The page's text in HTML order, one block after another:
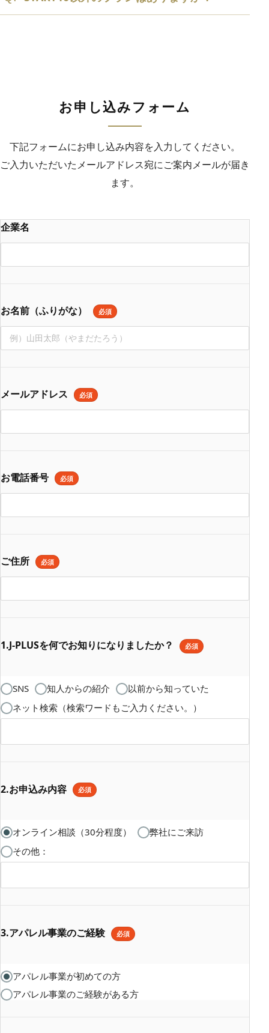
お申し込みフォーム
下記フォームにお申し込み内容を入力してください。
ご入力いただいたメールアドレス宛にご案内メールが届き
ます。
企業名
お名前（ふりがな） 必須
メールアドレス 必須
お電話番号 必須
ご住所 必須
1.J-PLUSを何でお知りになりましたか？ 必須
SNS 知人からの紹介
以前から知っていた
ネット検索（検索ワードもご入力ください。）
2.お申込み内容 必須
オンライン相談（30分程度）
弊社にご来訪
その他：
3.アパレル事業のご経験 必須
アパレル事業が初めての方
アパレル事業のご経験がある方